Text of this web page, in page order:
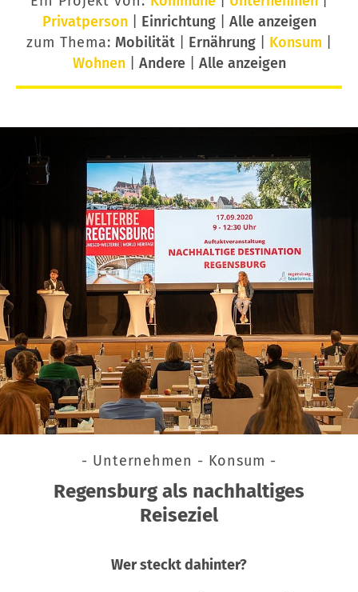
Privatperson| Einrichtung| Alle anzeigen
zum Thema: Mobilität Ernährung Konsum
Wohnen| Andere| Alle anzeigen
- Unternehmen - Konsum -
Regensburg als nachhaltiges
Reiseziel
Wer steckt dahinter?